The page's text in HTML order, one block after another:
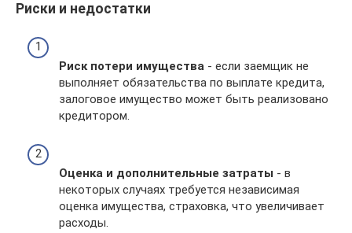
Риски и недостатки
Риск потери имущества - если заемщик не
выполняет обязательства по выплате кредита,
залоговое имущество может быть реализовано
кредитором.
Оценка и дополнительные затраты - в
некоторых случаях требуется независимая
оценка имущества, страховка, что увеличивает
расходы.